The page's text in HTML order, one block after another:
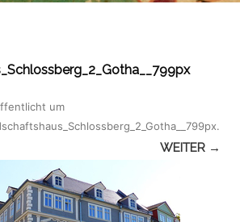
um
.
WEITER →